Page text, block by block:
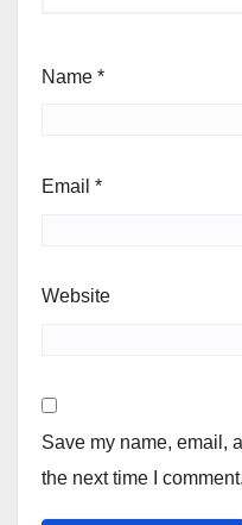
Name *
Email *
Website
Save my name, email,
the next time I comment.